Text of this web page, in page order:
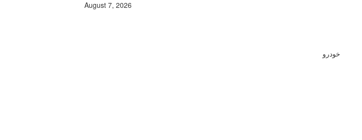
August 7, 2026
خودرو